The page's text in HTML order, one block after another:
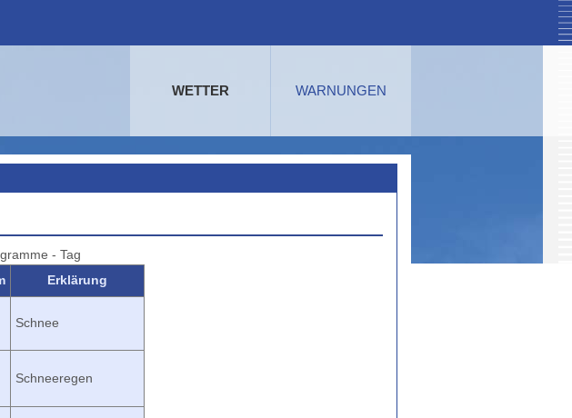
WETTER WARNUNGEN
- Tag
Erklärung
Schnee
Schneeregen